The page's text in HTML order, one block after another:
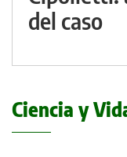
del caso
Ciencia y